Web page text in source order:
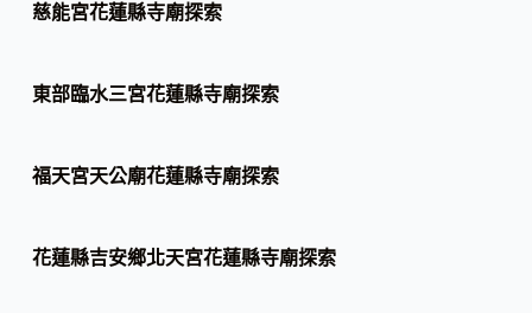
慈能宮花蓮縣寺廟探索
東部臨水三宮花蓮縣寺廟探索
福天宮天公廟花蓮縣寺廟探索
花蓮縣吉安鄉北天宮花蓮縣寺廟探索